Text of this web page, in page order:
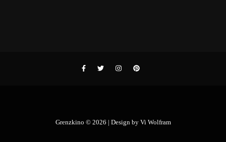
Grenzkino © 2026 | Design by Vi Wolfram